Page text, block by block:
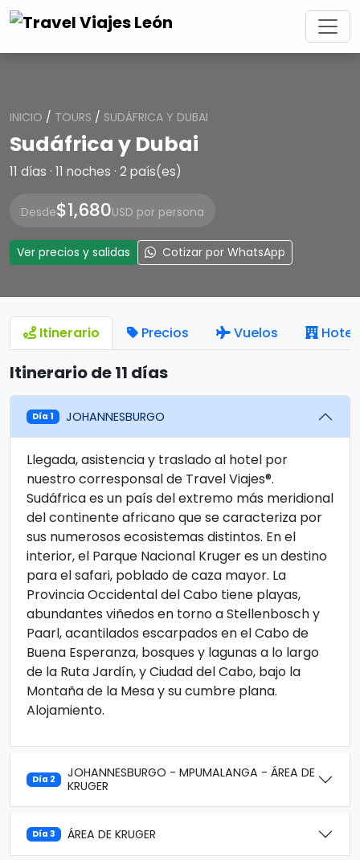
INICIO / TOURS / SUDÁFRICA Y DUBAI
Sudáfrica y Dubai
11 días · 11 noches · 2 país(es)
Desde$1,680USD por persona
Ver precios y salidas Cotizar por WhatsApp
Itinerario Precios Vuelos
Itinerario de 11 días
Día 1 JOHANNESBURGO
Llegada, asistencia y traslado al hotel por
nuestro corresponsal de Travel Viajes®.
Sudáfrica es un país del extremo más meridional
del continente africano que se caracteriza por
sus numerosos ecosistemas distintos. En el
interior, el Parque Nacional Kruger es un destino
para el safari, poblado de caza mayor. La
Provincia Occidental del Cabo tiene playas,
abundantes viñedos en torno a Stellenbosch y
Paarl, acantilados escarpados en el Cabo de
Buena Esperanza, bosques y lagunas a lo largo
de la Ruta Jardín, y Ciudad del Cabo, bajo la
Montaña de la Mesa y su cumbre plana.
Alojamiento.
Día 2
JOHANNESBURGO - MPUMALANGA - ÁREA DE
KRUGER
Día 3 ÁREA DE KRUGER